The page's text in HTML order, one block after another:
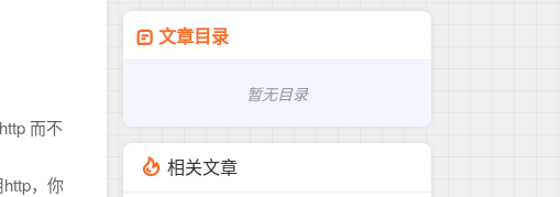
而不
，你
文章目录
暂无目录
相关文章